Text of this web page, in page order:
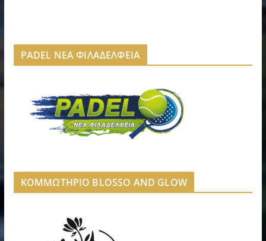
PADEL ΝΕΑ ΦΙΛΑΔΕΛΦΕΙΑ
ΚΟΜΜΩΤΗΡΙΟ BLOSSO AND GLOW